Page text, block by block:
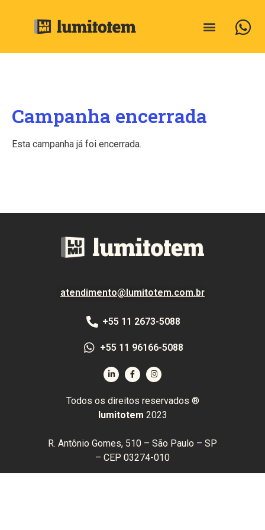
Campanha encerrada
Esta campanha já foi encerrada.
atendimento@lumitotem.com.br
+55 11 2673-5088
+55 11 96166-5088
Todos os direitos reservados ®
lumitotem 2023
R. Antônio Gomes, 510 – São Paulo – SP
– CEP 03274-010